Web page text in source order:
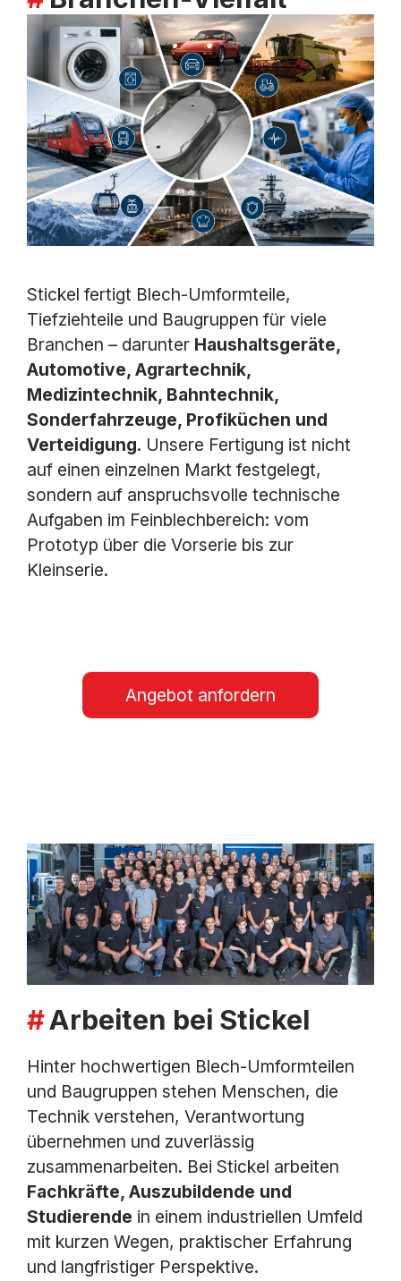
Stickel fertigt Blech-Umformteile,
Tiefziehteile und Baugruppen für viele
Branchen – darunter Haushaltsgeräte,
Automotive, Agrartechnik,
Medizintechnik, Bahntechnik,
Sonderfahrzeuge, Profiküchen und
Verteidigung. Unsere Fertigung ist nicht
auf einen einzelnen Markt festgelegt,
sondern auf anspruchsvolle technische
Aufgaben im Feinblechbereich: vom
Prototyp über die Vorserie bis zur
Kleinserie.
Angebot anfordern
Arbeiten bei Stickel
Hinter hochwertigen Blech-Umformteilen
und Baugruppen stehen Menschen, die
Technik verstehen, Verantwortung
übernehmen und zuverlässig
zusammenarbeiten. Bei Stickel arbeiten
Fachkräfte, Auszubildende und
Studierende in einem industriellen Umfeld
mit kurzen Wegen, praktischer Erfahrung
und langfristiger Perspektive.